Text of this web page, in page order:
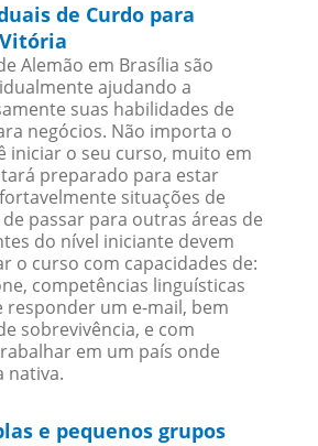
de Curdo para
Alemão em Brasília são
ajudando a
suas habilidades de
negócios. Não importa o
iniciar o seu curso, muito em
preparado para estar
situações de
passar para outras áreas de
do nível iniciante devem
o curso com capacidades de:
competências linguísticas
responder um e-mail, bem
sobrevivência, e com
em um país onde
nativa.
e pequenos grupos